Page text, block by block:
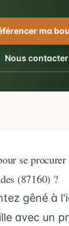
ma
Nous contacter
se
(87160) ?
gêné à
avec un